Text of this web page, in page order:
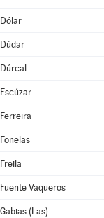
Dólar
Dúdar
Dúrcal
Escúzar
Ferreira
Fonelas
Freila
Fuente Vaqueros
Gabias (Las)